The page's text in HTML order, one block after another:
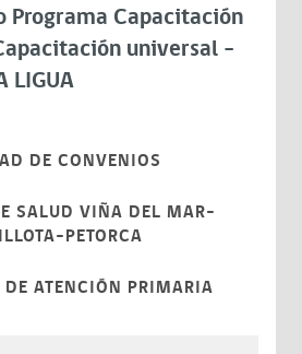
Programa Capacitación
universal -
LIGUA
DE CONVENIOS
SALUD VIÑA DEL MAR-
PETORCA
ATENCIÓN PRIMARIA